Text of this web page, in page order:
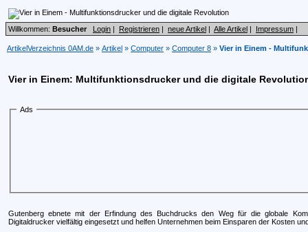
Willkommen: Besucher Login | Registrieren | neue Artikel | Alle Artikel | Impressum |
ArtikelVerzeichnis 0AM.de » Artikel » Computer » Computer 8 » Vier in Einem -
Vier in Einem: Multifunktionsdrucker und die digitale
Ads
Gutenberg ebnete mit der Erfindung des Buchdrucks den Weg für die globale
Digitaldrucker vielfältig eingesetzt und helfen Unternehmen beim Einsparen der Kosten